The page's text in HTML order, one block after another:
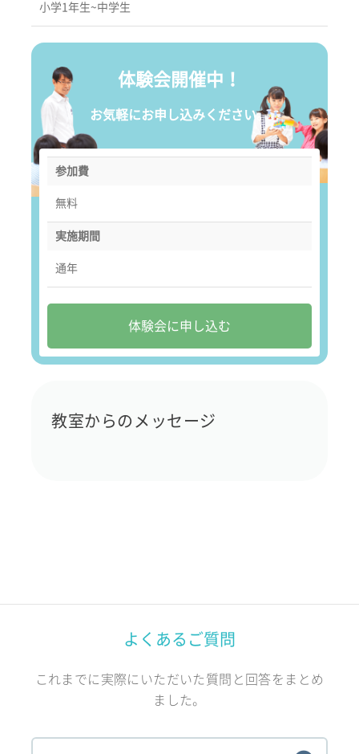
小学1年生~中学生
体験会開催中！
お気軽にお申し込みください。
参加費
無料
実施期間
通年
体験会に申し込む
教室からのメッセージ
よくあるご質問
これまでに実際にいただいた質問と回答をまとめ
ました。